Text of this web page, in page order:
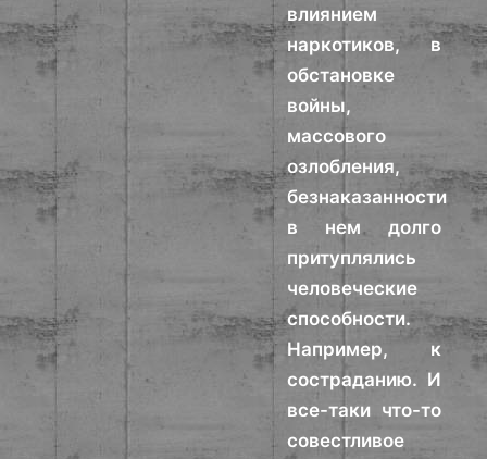
влиянием
наркотиков, в
обстановке
войны,
массового
озлобления,
безнаказанности
в нем долго
притуплялись
человеческие
способности.
Например, к
состраданию. И
все-таки что-то
совестливое